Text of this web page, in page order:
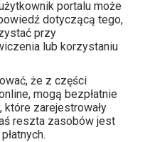
portalu może
dotyczącą tego,
przy
lub korzystaniu
że z części
mogą bezpłatnie
zarejestrowały
reszta zasobów jest